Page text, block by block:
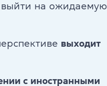
Flyers
Schools
на ожидаемую
выходит
с иностранными